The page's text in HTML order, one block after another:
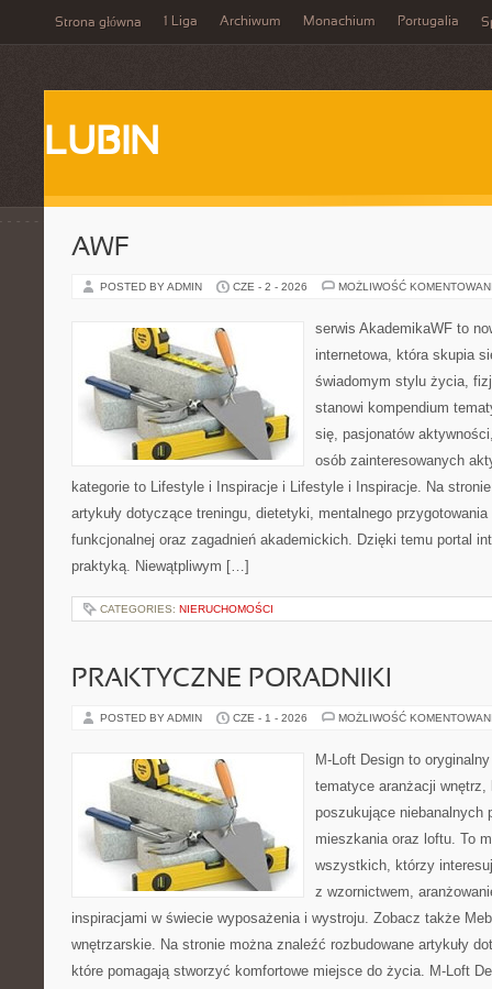
Strona główna 1 Liga Archiwum Monachium Portugalia
LUBIN
AWF
POSTED BY ADMIN CZE - 2 - 2026 MOŻLIWOŚĆ
serwis AkademikaWF to
internetowa, która skupia
świadomym stylu życia,
stanowi kompendium
się, pasjonatów
osób zainteresowanych
kategorie to Lifestyle i Inspiracje i Lifestyle i Inspiracje. Na
artykuły dotyczące treningu, dietetyki, mentalnego
funkcjonalnej oraz zagadnień akademickich. Dzięki temu portal
praktyką. Niewątpliwym […]
CATEGORIES: NIERUCHOMOŚCI
PRAKTYCZNE PORADNIKI
POSTED BY ADMIN CZE - 1 - 2026 MOŻLIWOŚĆ
M-Loft Design to
tematyce aranżacji
poszukujące niebanalnych
mieszkania oraz loftu. To
wszystkich, którzy
z wzornictwem,
inspiracjami w świecie wyposażenia i wystroju. Zobacz także
wnętrzarskie. Na stronie można znaleźć rozbudowane artykuły
które pomagają stworzyć komfortowe miejsce do życia. M-Loft